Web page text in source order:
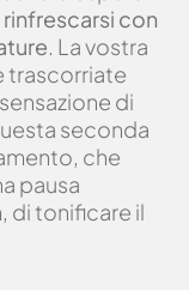
con
. La vostra
trascorriate
di
seconda
che
pausa
di tonificare il